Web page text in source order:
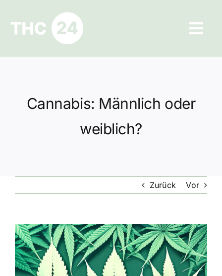
springen
Ratgeber
Cannabis: Männlich oder
weiblich?
Zurück Vor
Zeige
grösseres
Bild